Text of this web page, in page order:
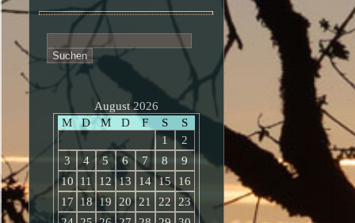
nach:
August 2026
M
D M D F S
S
1
2
3
4 5 6 7 8
9
10
11 12 13 14 15
16
17
18 19 20 21 22
23